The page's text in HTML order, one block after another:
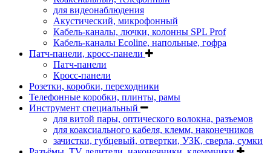
для видеонаблюдения
Акустический, микрофонный
Кабель-каналы, лючки, колонны SPL Prof
Кабель-каналы Ecoline, напольные, гофра
Патч-панели, кросс-панели
Патч-панели
Кросс-панели
Розетки, коробки, переходники
Телефонные коробки, плинты, рамы
Инструмент специальный
для витой пары, оптического волокна, разъемов
для коаксиального кабеля, клемм, наконечников
зачистки, губцевый, отвертки, УЗК, сверла, сумки